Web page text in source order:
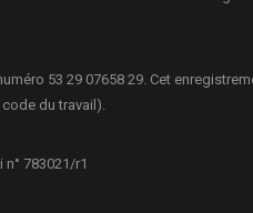
53 29 07658 29. Cet
du travail).
783021/r1